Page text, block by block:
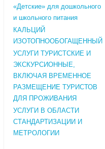
«Детские» для дошкольного
и школьного питания
КАЛЬЦИЙ
ИЗОТОПНООБОГАЩЕННЫЙ
УСЛУГИ ТУРИСТСКИЕ И
ЭКСКУРСИОННЫЕ,
ВКЛЮЧАЯ ВРЕМЕННОЕ
РАЗМЕЩЕНИЕ ТУРИСТОВ
ДЛЯ ПРОЖИВАНИЯ
УСЛУГИ В ОБЛАСТИ
СТАНДАРТИЗАЦИИ И
МЕТРОЛОГИИ